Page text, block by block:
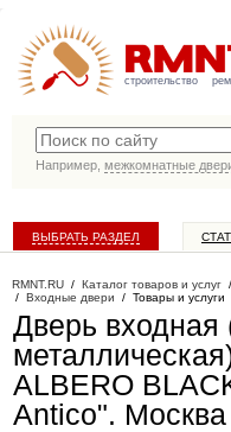
строительство
Например, межкомнатные
ВЫБРАТЬ РАЗДЕЛ
RMNT.RU / Каталог товаров и услуг
/ Входные двери / Товары и услуги
Дверь входная
ALBERO
Antico". Москва